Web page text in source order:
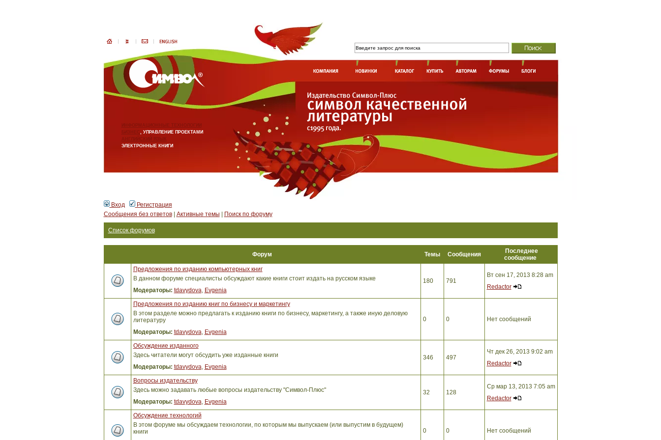
ИНФОРМАЦИОННЫЕ ТЕХНОЛОГИИ
БИЗНЕС, УПРАВЛЕНИЕ ПРОЕКТАМИ
АНГЛИЙСКИЙ ЯЗЫК
ЭЛЕКТРОННЫЕ КНИГИ
Вход
Регистрация
Сообщения без ответов| Активные темы Поиск по форуму
Список форумов
Форум Темы Сообщения
Последнее
сообщение
Предложения по изданию компьютерных книг
В данном форуме специалисты обсуждают какие книги стоит издать на русском языке
Модераторы: tdavydova, Evgenia
180 791
Вт сен 17, 2013 8:28 am
Redactor
Предложения по изданию книг по бизнесу и маркетингу
В этом разделе можно предлагать к изданию книги по бизнесу, маркетингу, а также иную деловую
литературу
Модераторы: tdavydova, Evgenia
0 0 Нет сообщений
Обсуждение изданного
Здесь читатели могут обсудить уже изданные книги
Модераторы: tdavydova, Evgenia
346 497
Чт дек 26, 2013 9:02 am
Redactor
Вопросы издательству
Здесь можно задавать любые вопросы издательству "Символ-Плюс"
Модераторы: tdavydova, Evgenia
32 128
Ср мар 13, 2013 7:05 am
Redactor
Обсуждение технологий
В этом форуме мы обсуждаем технологии, по которым мы выпускаем (или выпустим в будущем)
книги
0 0 Нет сообщений